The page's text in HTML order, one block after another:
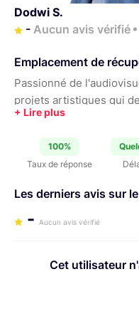
Dodwi S.
- Aucun avis vérifié
Emplacement de
Passionné de
projets artistiques qui
bien souvent couteux.
matériels de tournage
des prix plus
ou qui ont besoin de
ponctuellement. Ce qui
d'autres matériels et
100%
Taux de réponse
Les derniers avis sur
- Aucun avis vérifié
Cet utilisateur